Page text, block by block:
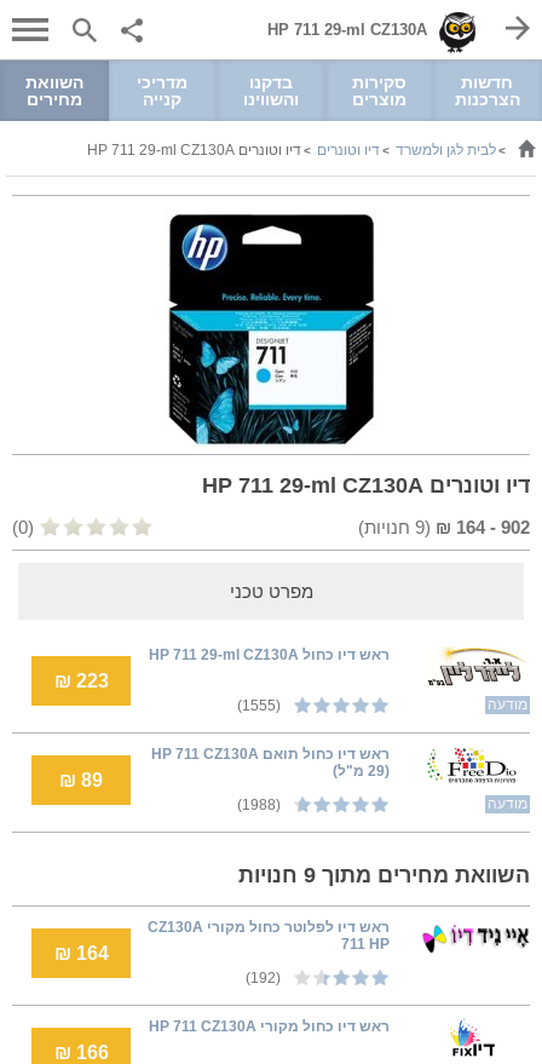
HP 711 29-ml CZ130A
חדשות
הצרכנות
סקירות
מוצרים
בדקנו
והשווינו
מדריכי
קנייה
השוואת
מחירים
>לבית לגן ולמשרד >דיו וטונרים >דיו וטונרים HP 711 29-ml CZ130A
דיו וטונרים HP 711 29-ml CZ130A
902
-
164
₪
(
9 חנויות) (0)
מפרט טכני
מודעה
ראש דיו כחול HP 711 29-ml CZ130A
(1555)
223 ₪
מודעה
ראש דיו כחול תואם HP 711 CZ130A
(29 מ"ל)
(1988)
89 ₪
השוואת מחירים מתוך 9 חנויות
ראש דיו לפלוטר כחול מקורי CZ130A
711 HP
(192)
164 ₪
ראש דיו כחול מקורי HP 711 CZ130A
166 ₪